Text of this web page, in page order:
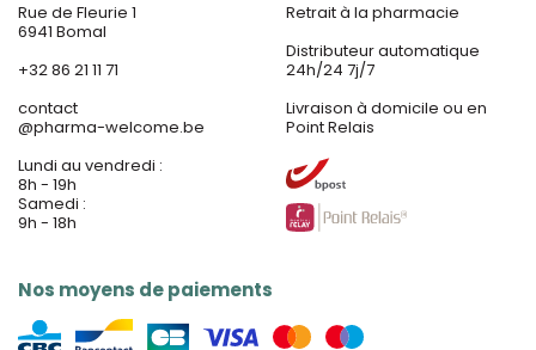
Rue de Fleurie 1
6941 Bomal
+32 86 21 11 71
contact
@pharma-welcome.be
Lundi au vendredi :
8h - 19h
Samedi :
9h - 18h
Nos moyens de paiements
Retrait à la pharmacie
Distributeur automatique
24h/24 7j/7
Livraison à domicile ou en
Point Relais